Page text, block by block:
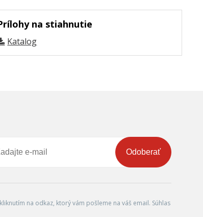
na stiahnutie
Katalog
Odoberať
na odkaz, ktorý vám pošleme na váš email. Súhlas